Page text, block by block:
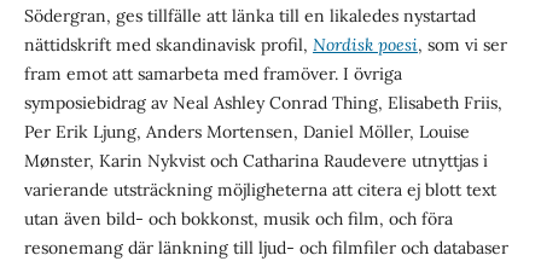
Södergran, ges tillfälle att länka till en likaledes nystartad
nättidskrift med skandinavisk profil, Nordisk poesi, som vi ser
fram emot att samarbeta med framöver. I övriga
symposiebidrag av Neal Ashley Conrad Thing, Elisabeth Friis,
Per Erik Ljung, Anders Mortensen, Daniel Möller, Louise
Mønster, Karin Nykvist och Catharina Raudevere utnyttjas i
varierande utsträckning möjligheterna att citera ej blott text
utan även bild- och bokkonst, musik och film, och föra
resonemang där länkning till ljud- och filmfiler och databaser